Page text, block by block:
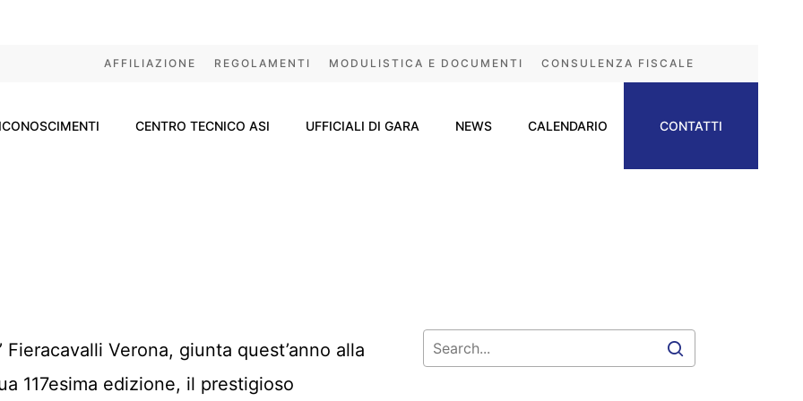
AFFILIAZIONE REGOLAMENTI MODULISTICA E DOCUMENTI CONSULENZA FISCALE
CENTRO TECNICO ASI UFFICIALI DI GARA NEWS CALENDARIO CONTATTI
Fieracavalli Verona, giunta quest’anno alla
117esima edizione, il prestigioso